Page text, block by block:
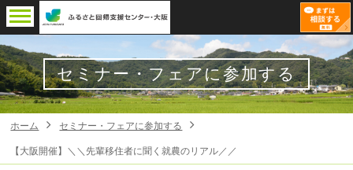
セミナー・フェアに参加する
ホーム セミナー・フェアに参加する
【大阪開催】＼＼先輩移住者に聞く就農のリアル／／